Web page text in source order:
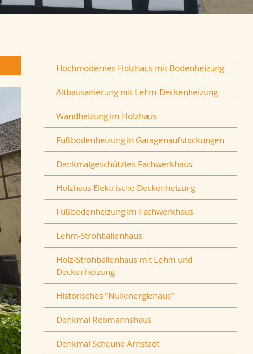
Hochmodernes Holzhaus mit Bodenheizung
Altbausanierung mit Lehm-Deckenheizung
Wandheizung im Holzhaus
Fußbodenheizung in Garagenaufstockungen
Denkmalgeschütztes Fachwerkhaus
Holzhaus Elektrische Deckenheizung
Fußbodenheizung im Fachwerkhaus
Lehm-Strohballenhaus
Holz-Strohballenhaus mit Lehm und
Deckenheizung
Historisches "Nullenergiehaus"
Denkmal Rebmannshaus
Denkmal Scheune Arnstadt